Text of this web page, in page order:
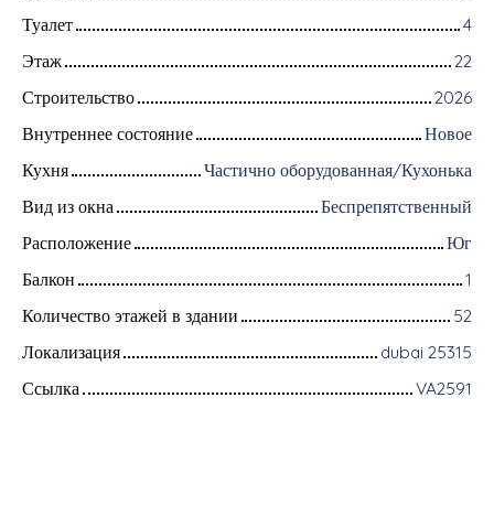
Туалет
4
Этаж
22
Строительство
2026
Внутреннее состояние
Новое
Кухня
Частично оборудованная/Кухонька
Вид из окна
Беспрепятственный
Расположение
Юг
Балкон
1
Количество этажей в здании
52
Локализация
dubai 25315
Ссылка
VA2591